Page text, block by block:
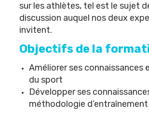
sur les athlètes, tel est le sujet
discussion auquel nos deux
invitent.
Objectifs de la
Améliorer ses connaissances
du sport
Développer ses
méthodologie d’entraînement